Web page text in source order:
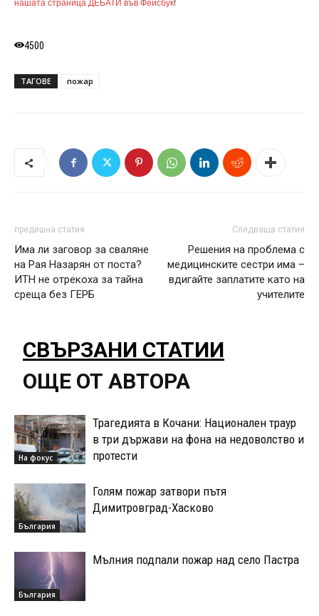
4500
ТАГОВЕ пожар
предишна статия
Има ли заговор за сваляне
на Рая Назарян от поста?
ИТН не отрекоха за тайна
среща без ГЕРБ
Следваща статия
Решения на проблема с
медицинските сестри има –
вдигайте заплатите като на
учителите
СВЪРЗАНИ СТАТИИ
ОЩЕ ОТ АВТОРА
На фокус
Трагедията в Кочани: Национален траур
в три държави на фона на недоволство и
протести
България
Голям пожар затвори пътя
Димитровград-Хасково
България
Мълния подпали пожар над село Пастра